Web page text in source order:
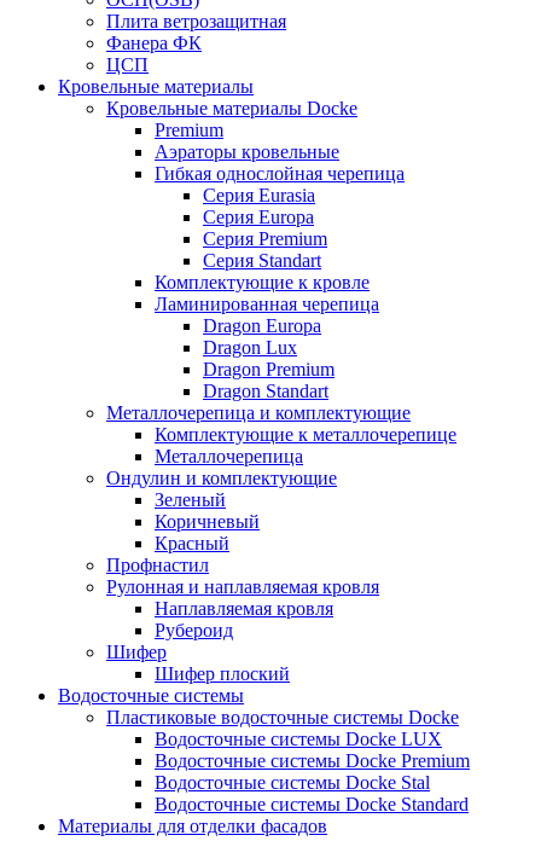
Плита ветрозащитная
Фанера ФК
ЦСП
Кровельные материалы
Кровельные материалы Docke
Premium
Аэраторы кровельные
Гибкая однослойная черепица
Серия Eurasia
Серия Europa
Серия Premium
Серия Standart
Комплектующие к кровле
Ламинированная черепица
Dragon Europa
Dragon Lux
Dragon Premium
Dragon Standart
Металлочерепица и комплектующие
Комплектующие к металлочерепице
Металлочерепица
Ондулин и комплектующие
Зеленый
Коричневый
Красный
Профнастил
Рулонная и наплавляемая кровля
Наплавляемая кровля
Рубероид
Шифер
Шифер плоский
Водосточные системы
Пластиковые водосточные системы Docke
Водосточные системы Docke LUX
Водосточные системы Docke Premium
Водосточные системы Docke Stal
Водосточные системы Docke Standard
Материалы для отделки фасадов